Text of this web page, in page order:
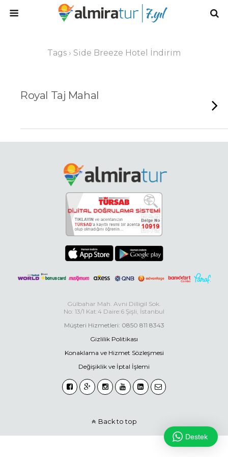
Tags › Side Breeze Hotel İndirim
Royal Taj Mahal
Gülbahar Mah. Avni Dilligil Sok.
No: 13/1 Kat:4 Daire:6 Şişli, İstanbul
Müşteri Hizmetleri: 0850 811 8343
Gizlilik Politikası
Konaklama ve Hizmet Sözleşmesi
Değişiklik ve İptal İşlemi
Back to top
Destek